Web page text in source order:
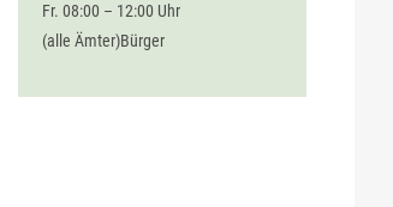
Fr. 08:00 – 12:00 Uhr
(alle Ämter)Bürger